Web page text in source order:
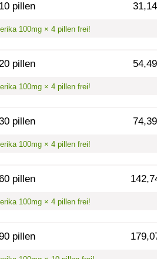
pillen
100mg × 4 pillen frei!
pillen
100mg × 4 pillen frei!
pillen
100mg × 4 pillen frei!
pillen
100mg × 4 pillen frei!
pillen